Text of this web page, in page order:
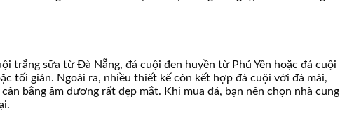
trắng sữa từ Đà Nẵng, đá cuội đen huyền từ Phú Yên hoặc đá cuội
tối giản. Ngoài ra, nhiều thiết kế còn kết hợp đá cuội với đá mài,
bằng âm dương rất đẹp mắt. Khi mua đá, bạn nên chọn nhà cung